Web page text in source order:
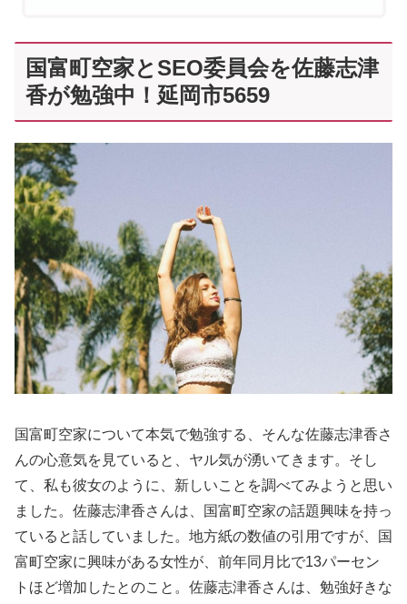
国富町空家とSEO委員会を佐藤志津
香が勉強中！延岡市5659
国富町空家について本気で勉強する、そんな佐藤志津香さ
んの心意気を見ていると、ヤル気が湧いてきます。そし
て、私も彼女のように、新しいことを調べてみようと思い
ました。佐藤志津香さんは、国富町空家の話題興味を持っ
ていると話していました。地方紙の数値の引用ですが、国
富町空家に興味がある女性が、前年同月比で13パーセン
トほど増加したとのこと。佐藤志津香さんは、勉強好きな